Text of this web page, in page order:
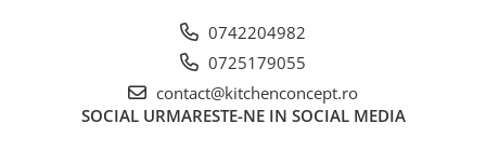
0742204982
0725179055
contact@kitchenconcept.ro
SOCIAL URMARESTE-NE IN SOCIAL MEDIA